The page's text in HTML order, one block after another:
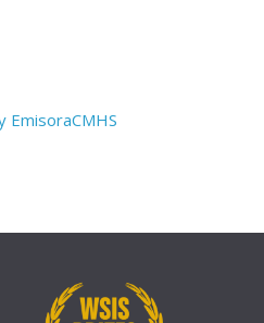
EmisoraCMHS